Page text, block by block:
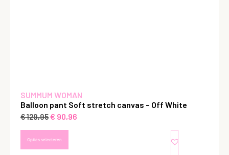
SUMMUM WOMAN
Balloon pant Soft stretch canvas – Off White
€129,95€ 90,96
Opties selecteren